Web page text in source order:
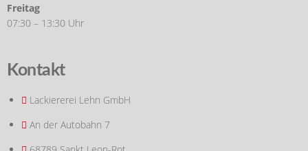
Freitag
07:30 – 13:30 Uhr
Kontakt
Lackiererei Lehn GmbH
An der Autobahn 7